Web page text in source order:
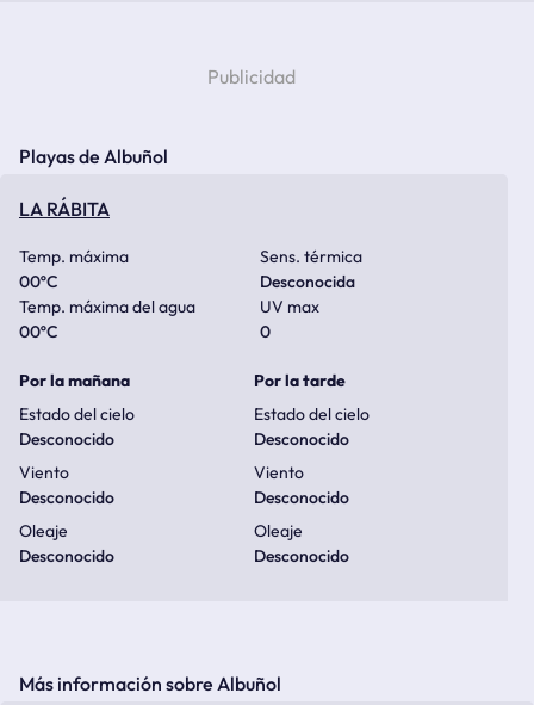
Playas de Albuñol
LA RÁBITA
Temp. máxima
00ºC
Sens. térmica
Desconocida
Temp. máxima del agua
00ºC
UV max
0
Por la mañana
Estado del cielo
Desconocido
Viento
Desconocido
Oleaje
Desconocido
Por la tarde
Estado del cielo
Desconocido
Viento
Desconocido
Oleaje
Desconocido
Más información sobre Albuñol